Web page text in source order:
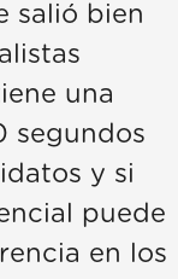
salió bien
una
segundos
y si
puede
en los